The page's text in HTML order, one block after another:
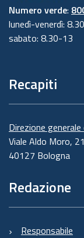
Numero verde:
lunedì-venerdì:
sabato: 8.30-13
Recapiti
Direzione
Viale Aldo Moro, 21
40127 Bologna
Redazione
Responsabile